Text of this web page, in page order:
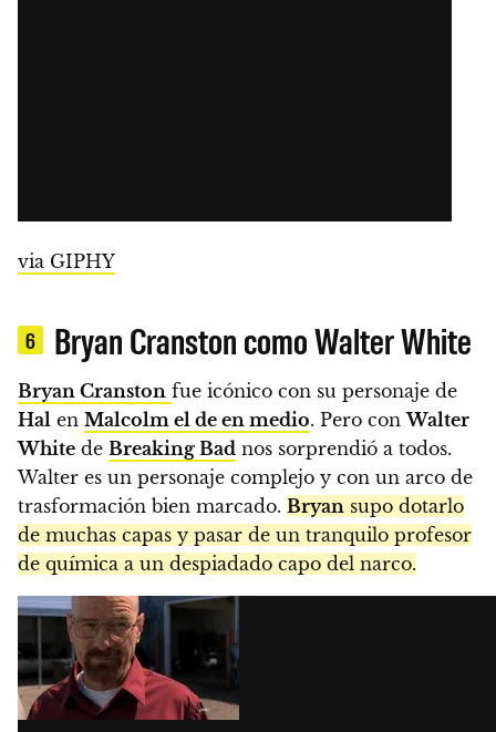
via GIPHY
6 Bryan Cranston como Walter White
Bryan Cranston fue icónico con su personaje de
Hal en Malcolm el de en medio. Pero conWalter
White de Breaking Bad nos sorprendió a todos.
Walter es un personaje complejo y con un arco de
trasformación bien marcado. Bryan supo dotarlo
de muchas capas y pasar de un tranquilo profesor
de química a un despiadado capo del narco.